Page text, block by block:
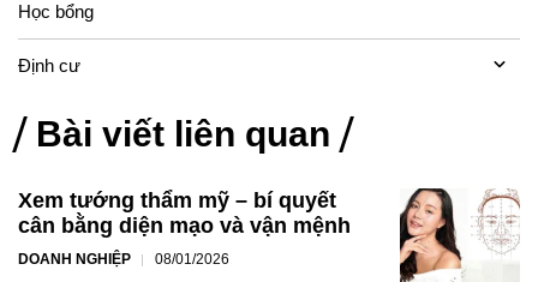
Học bổng
Định cư
Bài viết liên quan
Xem tướng thẩm mỹ – bí quyết
cân bằng diện mạo và vận mệnh
DOANH NGHIỆP 08/01/2026